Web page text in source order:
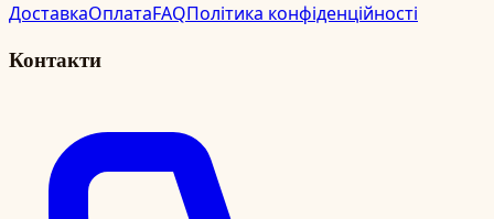
ДоставкаОплатаFAQПолітика конфіденційності
Контакти